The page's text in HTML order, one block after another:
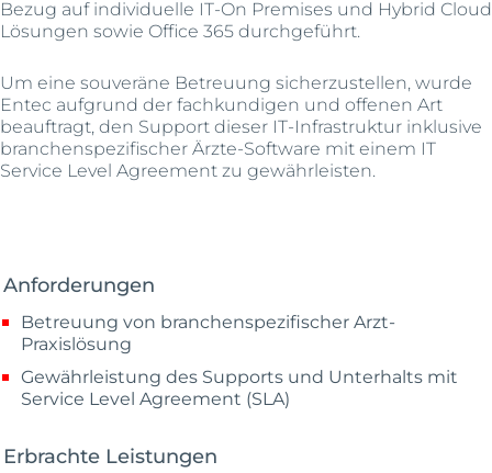
Bezug auf individuelle IT-On Premises und Hybrid Cloud
Lösungen sowie Office 365 durchgeführt.
Um eine souveräne Betreuung sicherzustellen, wurde
Entec aufgrund der fachkundigen und offenen Art
beauftragt, den Support dieser IT-Infrastruktur inklusive
branchenspezifischer Ärzte-Software mit einem IT
Service Level Agreement zu gewährleisten.
Anforderungen
Betreuung von branchenspezifischer Arzt-
Praxislösung
Gewährleistung des Supports und Unterhalts mit
Service Level Agreement (SLA)
Erbrachte Leistungen